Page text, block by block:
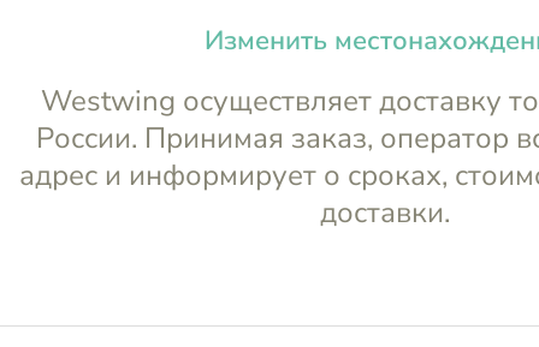
Изменить
Westwing осуществляет доставку
России. Принимая заказ, оператор
адрес и информирует о сроках,
доставки.